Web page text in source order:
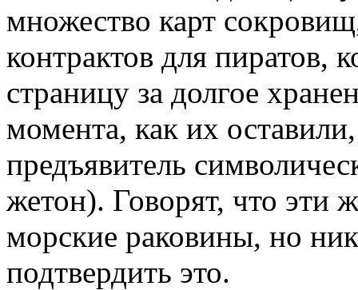
множество карт
контрактов для пиратов,
страницу за долгое
момента, как их
предъявитель
жетон). Говорят, что эти
морские раковины, но
подтвердить это.